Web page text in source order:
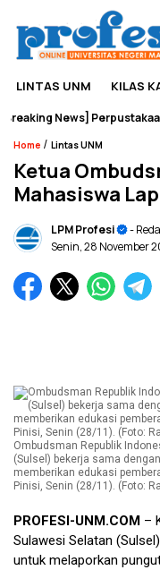
LINTAS UNM KILAS
News] Perpustakaan
Home / Lintas UNM
Ketua
Mahasiswa
LPM Profesi
-
Senin, 28 November
Ombudsman Republik
(Sulsel) bekerja sama
memberikan edukasi
Pinisi, Senin (28/11). (Foto:
PROFESI-UNM.COM –
Sulawesi Selatan
untuk melaporkan